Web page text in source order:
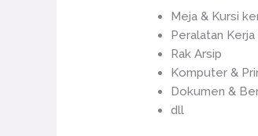
Meja & Kursi
Peralatan Kerja
Rak Arsip
Komputer &
Dokumen &
dll